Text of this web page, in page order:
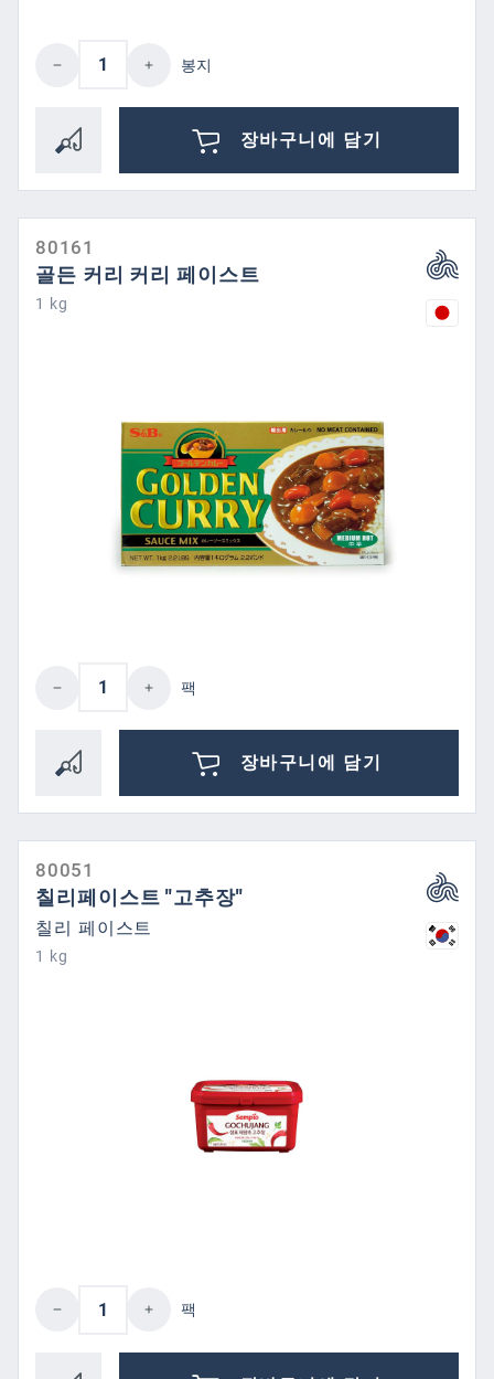
제품 수량: 원하는 값을 입력하거나 버튼
봉지
장바구니에 담기
80161
골든 커리 커리 페이스트
1 kg
제품 수량: 원하는 값을 입력하거나 버튼
팩
장바구니에 담기
80051
칠리페이스트 "고추장"
칠리 페이스트
1 kg
제품 수량: 원하는 값을 입력하거나 버튼
팩